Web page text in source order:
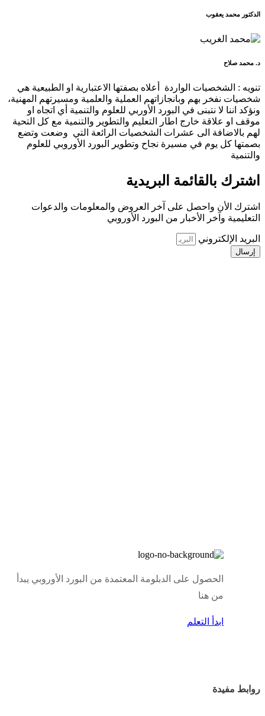
الدكتور محمد يعقوب
د. محمد صلاح
تنويه : الشخصيات الواردة أعلاه بصفتها الاعتبارية او الطبيعية هي
شخصيات نفخر بهم وبانجازاتهم العملية والعلمية ومسيرتهم المهنية،
ونؤكد اننا لا نتبنى في البورد الأوربي للعلوم والتنمية أي اتجاه او
موقف او علاقة خارج اطار التعليم والتطوير والتنمية مع كل التحية
لهم بالاضافة الى عشرات الشخصيات الرائعة التي وضعت وتضع
بصمتها كل يوم في مسيرة نجاح وتطوير البورد الأوروبي للعلوم
والتنمية
اشترك بالقائمة البريدية
اشترك الأن واحصل على آخر العروض والمعلومات والدعوات
التعليمية وآخر الأخبار من البورد الأوروبي
البريد الإلكتروني
إرسال
الحصول على الدبلومة المعتمدة من البورد الأوروبي يبدأ
من هنا
ابدأ التعلم
روابط مفيدة